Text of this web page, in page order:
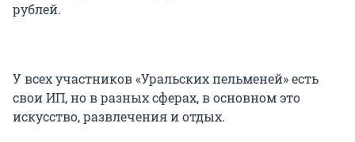
рублей.
У всех участников «Уральских пельменей» есть
свои ИП, но в разных сферах, в основном это
искусство, развлечения и отдых.